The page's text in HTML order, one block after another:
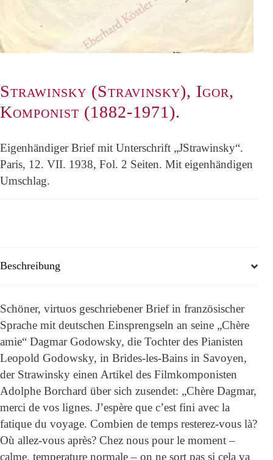
Strawinsky (Stravinsky), Igor,
Komponist (1882-1971).
Eigenhändiger Brief mit Unterschrift „JStrawinsky“.
Paris, 12. VII. 1938, Fol. 2 Seiten. Mit eigenhändigen
Umschlag.
Beschreibung
Schöner, virtuos geschriebener Brief in französischer
Sprache mit deutschen Einsprengseln an seine „Chère
amie“ Dagmar Godowsky, die Tochter des Pianisten
Leopold Godowsky, in Brides-les-Bains in Savoyen,
der Strawinsky einen Artikel des Filmkomponisten
Adolphe Borchard über sich zusendet: „Chère Dagmar,
merci de vos lignes. J’espère que c’est fini avec la
fatique du voyage. Combien de temps resterez-vous là?
Où allez-vous après? Chez nous pour le moment –
calme, temperature normale – on ne sort pas si cela va